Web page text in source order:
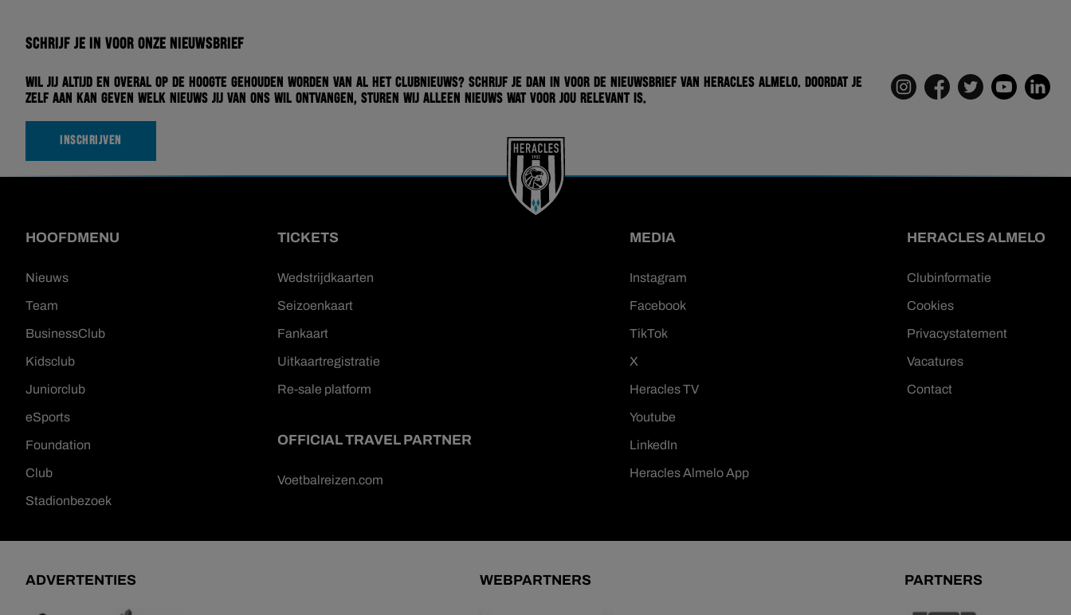
Schrijf je in voor onze nieuwsbrief
Wil jij altijd en overal op de hoogte gehouden worden van al het clubnieuws? Schrijf je dan in voor de nieuwsbrief van Heracles Almelo. Doordat je
zelf aan kan geven welk nieuws jij van ons wil ontvangen, sturen wij alleen nieuws wat voor jou relevant is.
INSCHRIJVEN
HOOFDMENU
Nieuws
Team
BusinessClub
Kidsclub
Juniorclub
eSports
Foundation
Club
Stadionbezoek
TICKETS
Wedstrijdkaarten
Seizoenkaart
Fankaart
Uitkaartregistratie
Re-sale platform
OFFICIAL TRAVEL PARTNER
Voetbalreizen.com
MEDIA
Instagram
Facebook
TikTok
X
Heracles TV
Youtube
LinkedIn
Heracles Almelo App
HERACLES ALMELO
Clubinformatie
Cookies
Privacystatement
Vacatures
Contact
ADVERTENTIES WEBPARTNERS PARTNERS